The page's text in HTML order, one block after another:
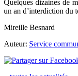
Quelques dizaines de
un an d’interdiction du
Mireille Besnard
Auteur: Service